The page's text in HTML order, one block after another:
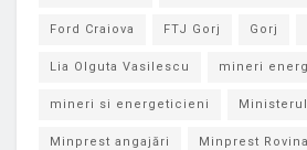
Ford Craiova FTJ Gorj Gorj
Lia Olguta Vasilescu mineri
mineri si energeticieni
Minprest angajări Minprest